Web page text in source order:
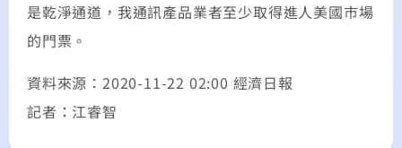
是乾淨通道，我通訊產品業者至少取得進人美國市場
的門票。
資料來源：2020-11-22 02:00 經濟日報
記者：江睿智